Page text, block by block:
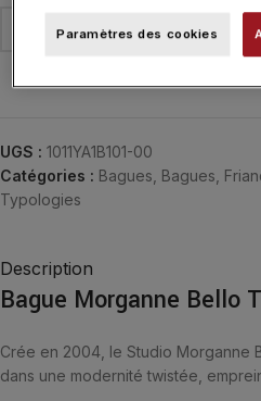
UGS : 1011YA1B101-00
Catégories : Bagues Bagues
Typologies
Description
Bague Morganne Bello
Crée en 2004, le Studio Morganne
dans une modernité twistée,
Paramètres des cookies